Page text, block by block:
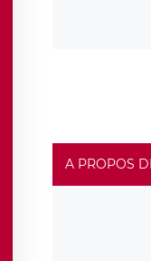
rue Léopold
également le
d’une autorité
A PROPOS